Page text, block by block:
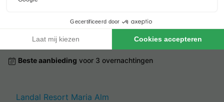
Goedkope vakantieparken in
Salzburg
Beste aanbieding voor 3 overnachtingen
Landal Resort Maria Alm